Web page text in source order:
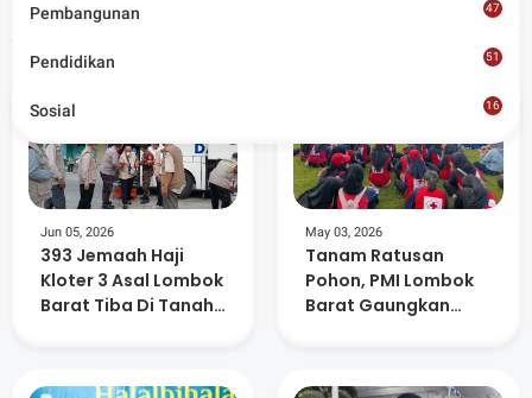
Artikel Terkait
Jun 05, 2026
393 Jemaah Haji
Kloter 3 Asal Lombok
Barat Tiba Di Tanah
May 03, 2026
Tanam Ratusan
Pohon, PMI Lombok
Barat Gaungkan
Pembangunan 47
Pendidikan 51
Sosial
16